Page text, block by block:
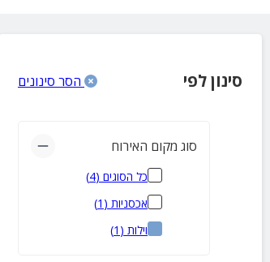
סינון לפי הסר סינונים
סוג מקום האירוח
כל הסוגים (
4
)
אכסניות (
1
)
וילות (
1
)